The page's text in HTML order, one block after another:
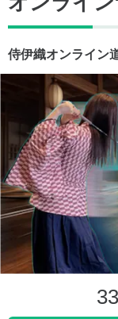
侍伊織オンライン